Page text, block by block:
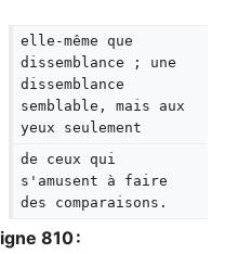
elle-même que
dissemblance ; une
dissemblance
semblable, mais aux
yeux seulement
de ceux qui
s'amusent à faire
des comparaisons.
810 :